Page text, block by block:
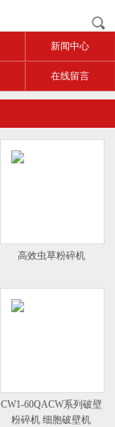
新闻中心
在线留言
高效虫草粉碎机
CW1-60QACW系列破壁
粉碎机 细胞破壁机